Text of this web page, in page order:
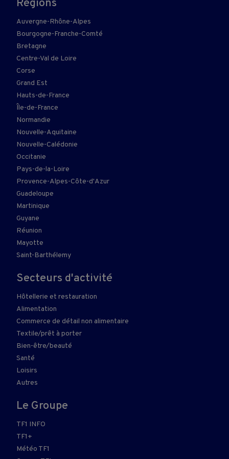
Régions
Auvergne-Rhône-Alpes
Bourgogne-Franche-Comté
Bretagne
Centre-Val de Loire
Corse
Grand Est
Hauts-de-France
Île-de-France
Normandie
Nouvelle-Aquitaine
Nouvelle-Calédonie
Occitanie
Pays-de-la-Loire
Provence-Alpes-Côte-d'Azur
Guadeloupe
Martinique
Guyane
Réunion
Mayotte
Saint-Barthélemy
Secteurs d'activité
Hôtellerie et restauration
Alimentation
Commerce de détail non alimentaire
Textile/prêt à porter
Bien-être/beauté
Santé
Loisirs
Autres
Le Groupe
TF1 INFO
TF1+
Météo TF1